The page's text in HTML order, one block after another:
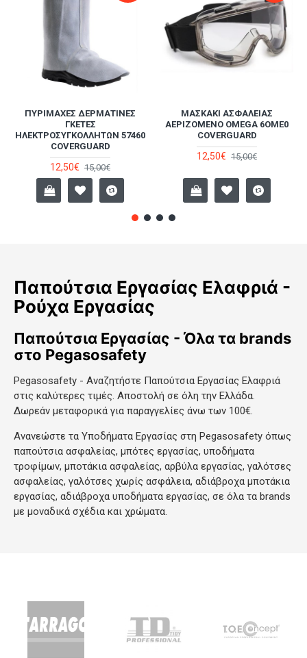
ΠΥΡΊΜΑΧΕΣ ΔΕΡΜΆΤΙΝΕΣ
ΓΚΈΤΕΣ
ΗΛΕΚΤΡΟΣΥΓΚΟΛΛΗΤΏΝ 57460
COVERGUARD
12,50€ 15,00€
ΜΑΣΚΆΚΙ ΑΣΦΑΛΕΊΑΣ
ΑΕΡΙΖΌΜΕΝΟ OMEGA 6OME0
COVERGUARD
12,50€ 15,00€
Παπούτσια Εργασίας Ελαφριά -
Ρούχα Εργασίας
Παπούτσια Εργασίας - Όλα τα brands
στο Pegasosafety
Pegasosafety - Αναζητήστε Παπούτσια Εργασίας Ελαφριά
στις καλύτερες τιμές. Αποστολή σε όλη την Ελλάδα.
Δωρεάν μεταφορικά για παραγγελίες άνω των 100€.
Ανανεώστε τα Υποδήματα Εργασίας στη Pegasosafety όπως
παπούτσια ασφαλείας, μπότες εργασίας, υποδήματα
τροφίμων, μποτάκια ασφαλείας, αρβύλα εργασίας, γαλότσες
ασφαλείας, γαλότσες χωρίς ασφάλεια, αδιάβροχα μποτάκια
εργασίας, αδιάβροχα υποδήματα εργασίας, σε όλα τα brands
με μοναδικά σχέδια και χρώματα.